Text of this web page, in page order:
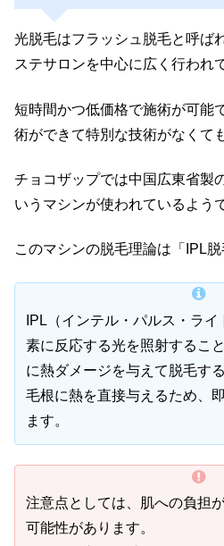
光脱毛はフラッシュ脱毛と呼ば
ステサロンを中心に広く行われ
短時間かつ低価格で施術が可能
術ができて特別な技術がなくて
チョコザップでは中国広東省製
いうマシンが使われているよう
このマシンの脱毛理論は「IPL脱
IPL（インテル・パルス・ラ
素に反応する光を照射するこ
に熱ダメージを与えて脱毛す
毛根に熱を直接与えるため、
ます。
注意点としては、肌への負担
可能性があります。